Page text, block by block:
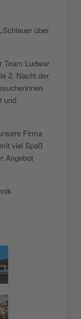
über
Team Ludwar
2. Nacht der
und
Firma
viel Spaß
Angebot